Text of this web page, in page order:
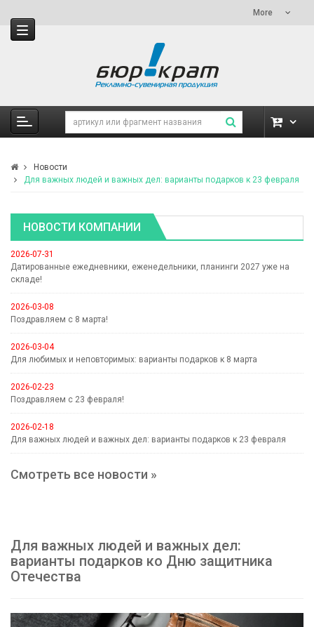
More
Новости
Для важных людей и важных дел: варианты подарков к 23 февраля
НОВОСТИ КОМПАНИИ
2026-07-31
Датированные ежедневники, еженедельники, планинги 2027 уже на
складе!
2026-03-08
Поздравляем с 8 марта!
2026-03-04
Для любимых и неповторимых: варианты подарков к 8 марта
2026-02-23
Поздравляем с 23 февраля!
2026-02-18
Для важных людей и важных дел: варианты подарков к 23 февраля
Смотреть все новости »
Для важных людей и важных дел:
варианты подарков ко Дню защитника
Отечества